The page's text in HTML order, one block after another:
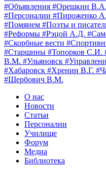
#Объявления #Орешкин В.А.
#Персоналии #Пироженко
#Помянем #Поэты и
#Реформы #Рэцой А.Д.
#Скорбные вести
#Старшины #Топорков С.И.
В.М. #Ульяновск
#Хабаровск #Хренин В.Г.
#Щербович В.М.
О нас
Новости
Статьи
Персоналии
Училище
Форум
Медиа
Библиотека